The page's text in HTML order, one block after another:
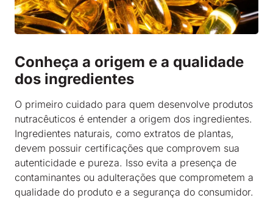
Conheça a origem e a qualidade
dos ingredientes
O primeiro cuidado para quem desenvolve produtos
nutracêuticos é entender a origem dos ingredientes.
Ingredientes naturais, como extratos de plantas,
devem possuir certificações que comprovem sua
autenticidade e pureza. Isso evita a presença de
contaminantes ou adulterações que comprometem a
qualidade do produto e a segurança do consumidor.